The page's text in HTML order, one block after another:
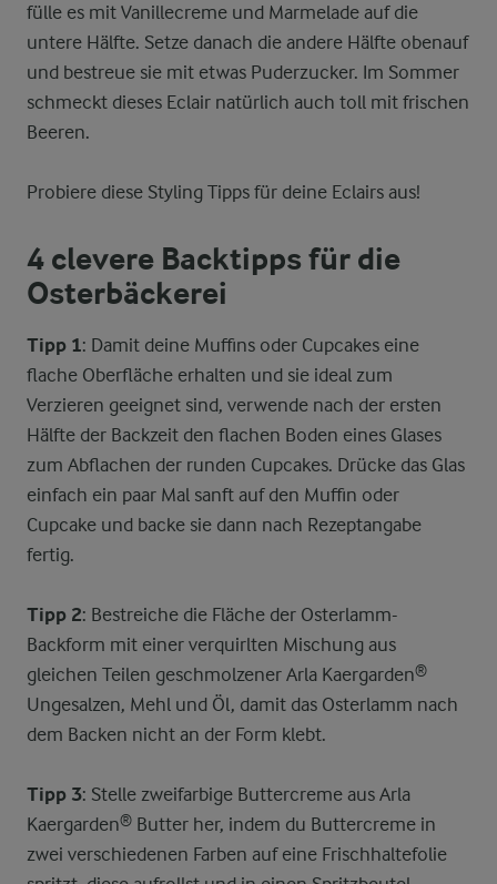
fülle es mit Vanillecreme und Marmelade auf die
untere Hälfte. Setze danach die andere Hälfte obenauf
und bestreue sie mit etwas Puderzucker. Im Sommer
schmeckt dieses Eclair natürlich auch toll mit frischen
Beeren.
Probiere diese Styling Tipps für deine Eclairs aus!
4 clevere Backtipps für die
Osterbäckerei
Tipp 1: Damit deine Muffins oder Cupcakes eine
flache Oberfläche erhalten und sie ideal zum
Verzieren geeignet sind, verwende nach der ersten
Hälfte der Backzeit den flachen Boden eines Glases
zum Abflachen der runden Cupcakes. Drücke das Glas
einfach ein paar Mal sanft auf den Muffin oder
Cupcake und backe sie dann nach Rezeptangabe
fertig.
Tipp 2: Bestreiche die Fläche der Osterlamm-
Backform mit einer verquirlten Mischung aus
gleichen Teilen geschmolzener Arla Kaergarden®
Ungesalzen, Mehl und Öl, damit das Osterlamm nach
dem Backen nicht an der Form klebt.
Tipp 3: Stelle zweifarbige Buttercreme aus Arla
Kaergarden® Butter her, indem du Buttercreme in
zwei verschiedenen Farben auf eine Frischhaltefolie